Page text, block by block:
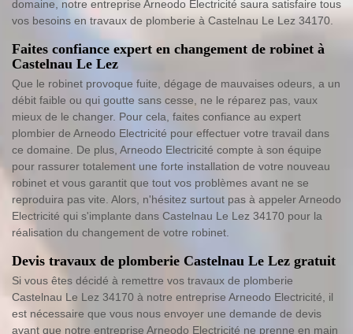
domaine, notre entreprise Arneodo Electricité saura satisfaire tous
vos besoins en travaux de plomberie à Castelnau Le Lez 34170.
Faites confiance expert en changement de robinet à
Castelnau Le Lez
Que le robinet provoque fuite, dégage de mauvaises odeurs, a un
débit faible ou qui goutte sans cesse, ne le réparez pas, vaux
mieux de le changer. Pour cela, faites confiance au expert
plombier de Arneodo Electricité pour effectuer votre travail dans
ce domaine. De plus, Arneodo Electricité compte à son équipe
pour rassurer totalement une forte installation de votre nouveau
robinet et vous garantit que tout vos problèmes avant ne se
reproduira pas vite. Alors, n'hésitez surtout pas à appeler Arneodo
Electricité qui s'implante dans Castelnau Le Lez 34170 pour la
réalisation du changement de votre robinet.
Devis travaux de plomberie Castelnau Le Lez gratuit
Si vous êtes décidé à remettre vos travaux de plomberie
Castelnau Le Lez 34170 à notre entreprise Arneodo Electricité, il
est nécessaire que vous nous envoyer une demande de devis
avant que notre entreprise Arneodo Electricité ne prenne en main